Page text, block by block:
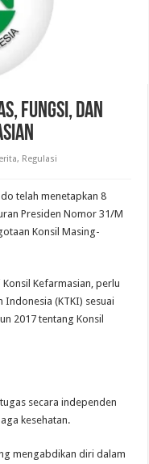
Fungsi, dan
, Regulasi
telah menetapkan 8
Presiden Nomor 31/M
Konsil Masing-
Kefarmasian, perlu
Indonesia (KTKI) sesuai
2017 tentang Konsil
secara independen
kesehatan.
mengabdikan diri dalam